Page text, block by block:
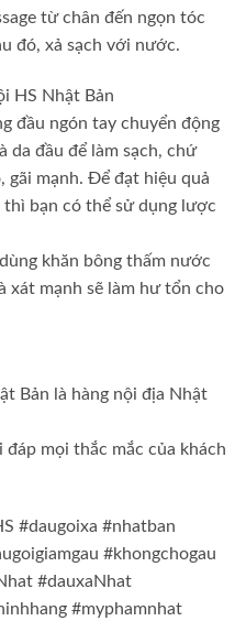
từ chân đến ngọn tóc
đó, xả sạch với nước.
HS Nhật Bản
đầu ngón tay chuyển động
da đầu để làm sạch, chứ
gãi mạnh. Để đạt hiệu quả
thì bạn có thể sử dụng lược
khăn bông thấm nước
xát mạnh sẽ làm hư tổn cho
Bản là hàng nội địa Nhật
đáp mọi thắc mắc của khách
#daugoixa #nhatban
#khongchogau
#dauxaNhat
#myphamnhat